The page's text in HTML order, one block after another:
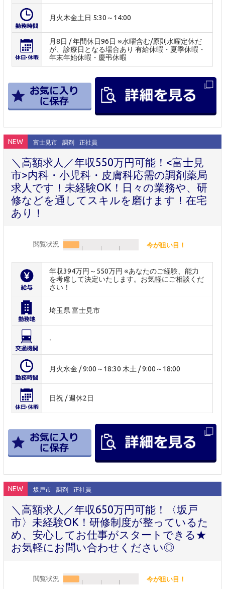
月火木金土日 5:30～14:00
月8日 / 年間休日96日 ※水曜含む/原則水曜定休だ
が、診療日となる場合あり 有給休暇・夏季休暇・
年末年始休暇・慶弔休暇
NEW 富士見市 調剤 正社員
＼高額求人／年収550万円可能！<富士見
市>内科・小児科・皮膚科応需の調剤薬局
求人です！未経験OK！日々の業務や、研
修などを通してスキルを磨けます！在宅
あり！
閲覧状況 今が狙い目！
年収394万円～550万円 ※あなたのご経験、能力
を考慮して決定いたします。お気軽にご相談くだ
さい！
埼玉県 富士見市
-
月火水金 / 9:00～18:30 木土 / 9:00～18:00
日祝 / 週休2日
NEW 坂戸市 調剤 正社員
＼高額求人／年収650万円可能！〈坂戸
市〉未経験OK！研修制度が整っているた
め、安心してお仕事がスタートできる★
お気軽にお問い合わせください◎
閲覧状況 今が狙い目！